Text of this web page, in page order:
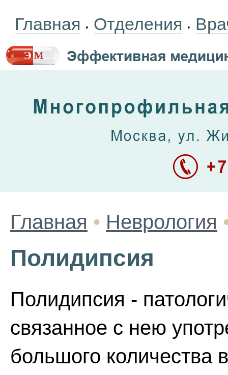
Главная • Отделения •
Главная • Неврология
Полидипсия
Полидипсия -
связанное с нею
большого количества